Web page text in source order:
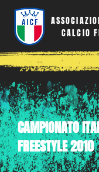
CALCIO
CAMPIONATO
FREESTYLE 2010